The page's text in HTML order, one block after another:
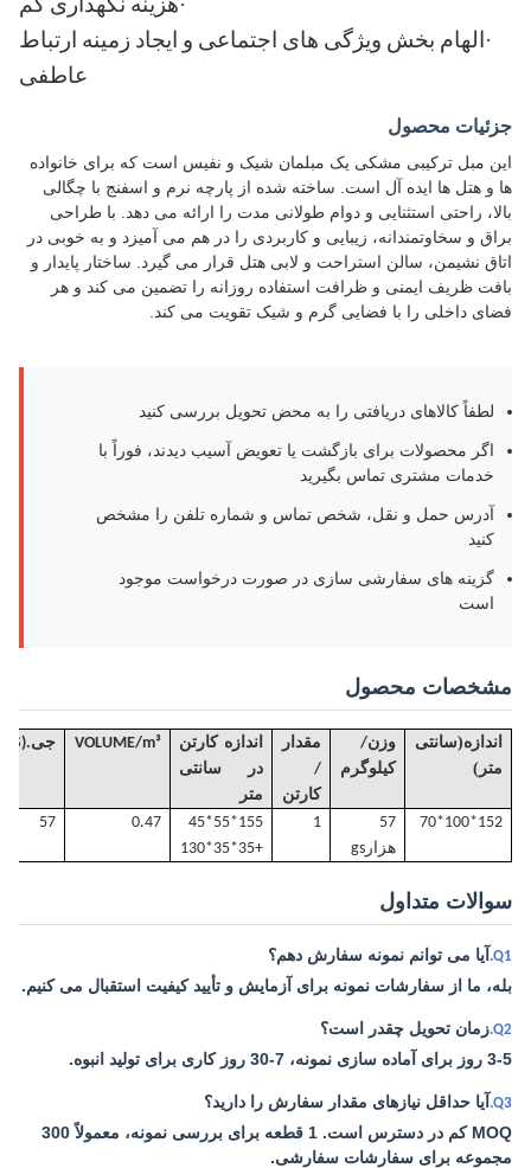
هزینه نگهداری کم
·الهام بخش ویژگی های اجتماعی و ایجاد زمینه ارتباط
عاطفی
جزئیات محصول
این مبل ترکیبی مشکی یک مبلمان شیک و نفیس است که برای خانواده
ها و هتل ها ایده آل است. ساخته شده از پارچه نرم و اسفنج با چگالی
بالا، راحتی استثنایی و دوام طولانی مدت را ارائه می دهد. با طراحی
براق و سخاوتمندانه، زیبایی و کاربردی را در هم می آمیزد و به خوبی در
اتاق نشیمن، سالن استراحت و لابی هتل قرار می گیرد. ساختار پایدار و
بافت ظریف ایمنی و ظرافت استفاده روزانه را تضمین می کند و هر
فضای داخلی را با فضایی گرم و شیک تقویت می کند.
لطفاً کالاهای دریافتی را به محض تحویل بررسی کنید
اگر محصولات برای بازگشت یا تعویض آسیب دیدند، فوراً با
خدمات مشتری تماس بگیرید
آدرس حمل و نقل، شخص تماس و شماره تلفن را مشخص
کنید
گزینه های سفارشی سازی در صورت درخواست موجود
است
مشخصات محصول
اندازه(سانتی
متر )
وزن/
کیلوگرم
مقدار
/
کارتن
اندازه کارتن
در سانتی
متر
VOLUME/m³ جی.W(KGS)
152*100*70
57
هزارgs
1
155*55*45
+35*35*130
0.47
57
سوالات متداول
Q1. آیا می توانم نمونه سفارش دهم؟
بله، ما از سفارشات نمونه برای آزمایش و تأیید کیفیت استقبال می کنیم.
Q2. زمان تحویل چقدر است؟
3-5 روز برای آماده سازی نمونه، 7-30 روز کاری برای تولید انبوه.
Q3. آیا حداقل نیازهای مقدار سفارش را دارید؟
MOQ کم در دسترس است. 1 قطعه برای بررسی نمونه، معمولاً 300
مجموعه برای سفارشات سفارشی.